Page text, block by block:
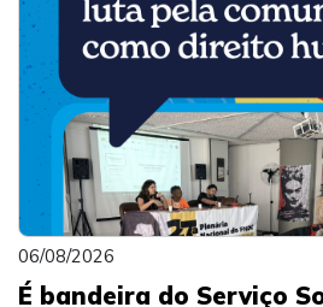
06/08/2026
É bandeira do Serviço